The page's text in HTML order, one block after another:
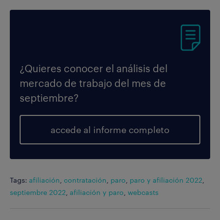
¿Quieres conocer el análisis del
mercado de trabajo del mes de
septiembre?
accede al informe completo
Tags: afiliación contratación paro paro y afiliación 2022
septiembre 2022 afiliación y paro webcasts